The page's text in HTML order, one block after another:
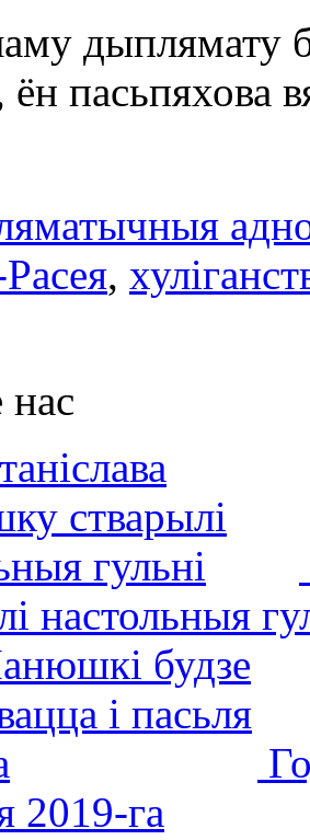
дыплямату
ён пасьпяхова
,
настольныя
2019-га